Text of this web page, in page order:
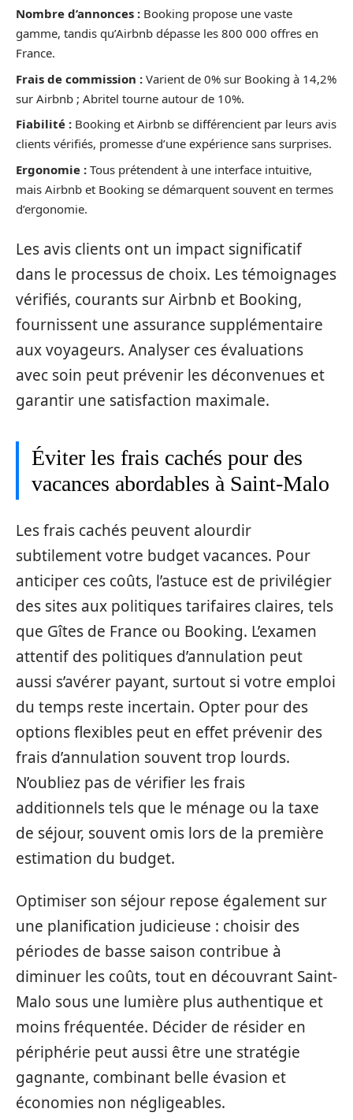
Nombre d’annonces : Booking propose une vaste
gamme, tandis qu’Airbnb dépasse les 800 000 offres en
France.
Frais de commission : Varient de 0% sur Booking à 14,2%
sur Airbnb ; Abritel tourne autour de 10%.
Fiabilité : Booking et Airbnb se différencient par leurs avis
clients vérifiés, promesse d’une expérience sans surprises.
Ergonomie : Tous prétendent à une interface intuitive,
mais Airbnb et Booking se démarquent souvent en termes
d’ergonomie.
Les avis clients ont un impact significatif
dans le processus de choix. Les témoignages
vérifiés, courants sur Airbnb et Booking,
fournissent une assurance supplémentaire
aux voyageurs. Analyser ces évaluations
avec soin peut prévenir les déconvenues et
garantir une satisfaction maximale.
Éviter les frais cachés pour des
vacances abordables à Saint-Malo
Les frais cachés peuvent alourdir
subtilement votre budget vacances. Pour
anticiper ces coûts, l’astuce est de privilégier
des sites aux politiques tarifaires claires, tels
que Gîtes de France ou Booking. L’examen
attentif des politiques d’annulation peut
aussi s’avérer payant, surtout si votre emploi
du temps reste incertain. Opter pour des
options flexibles peut en effet prévenir des
frais d’annulation souvent trop lourds.
N’oubliez pas de vérifier les frais
additionnels tels que le ménage ou la taxe
de séjour, souvent omis lors de la première
estimation du budget.
Optimiser son séjour repose également sur
une planification judicieuse : choisir des
périodes de basse saison contribue à
diminuer les coûts, tout en découvrant Saint-
Malo sous une lumière plus authentique et
moins fréquentée. Décider de résider en
périphérie peut aussi être une stratégie
gagnante, combinant belle évasion et
économies non négligeables.